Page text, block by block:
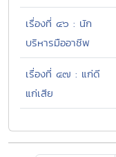
เรื่องที่ ๔๖ : นัก
บริหารมืออาชีพ
เรื่องที่ ๔๗ : แก่ดี
แก่เสีย